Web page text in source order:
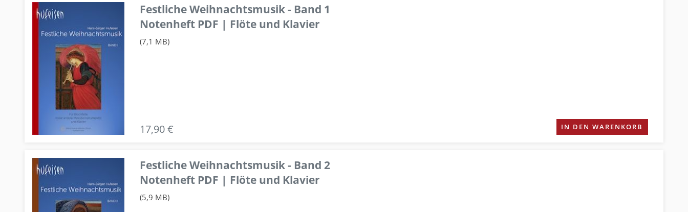
Festliche Weihnachtsmusik - Band 1
Notenheft PDF | Flöte und Klavier
(7,1 MB)
17,90 € IN DEN WARENKORB
Festliche Weihnachtsmusik - Band 2
Notenheft PDF | Flöte und Klavier
(5,9 MB)